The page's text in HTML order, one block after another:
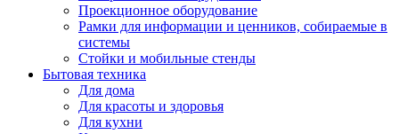
Проекционное оборудование
Рамки для информации и ценников, собираемые в
системы
Стойки и мобильные стенды
Бытовая техника
Для дома
Для красоты и здоровья
Для кухни